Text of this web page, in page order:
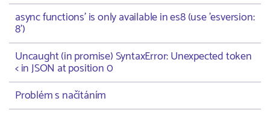
async functions' is only available in es8 (use 'esversion:
8')
Uncaught (in promise) SyntaxError: Unexpected token
< in JSON at position 0
Problém s načítáním